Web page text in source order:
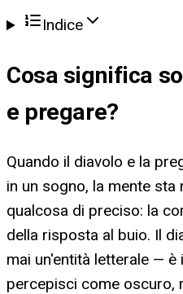
Indice
Cosa significa
e pregare?
Quando il diavolo e la
in un sogno, la mente sta
qualcosa di preciso: la
della risposta al buio. Il
mai un'entità letterale —
percepisci come oscuro,